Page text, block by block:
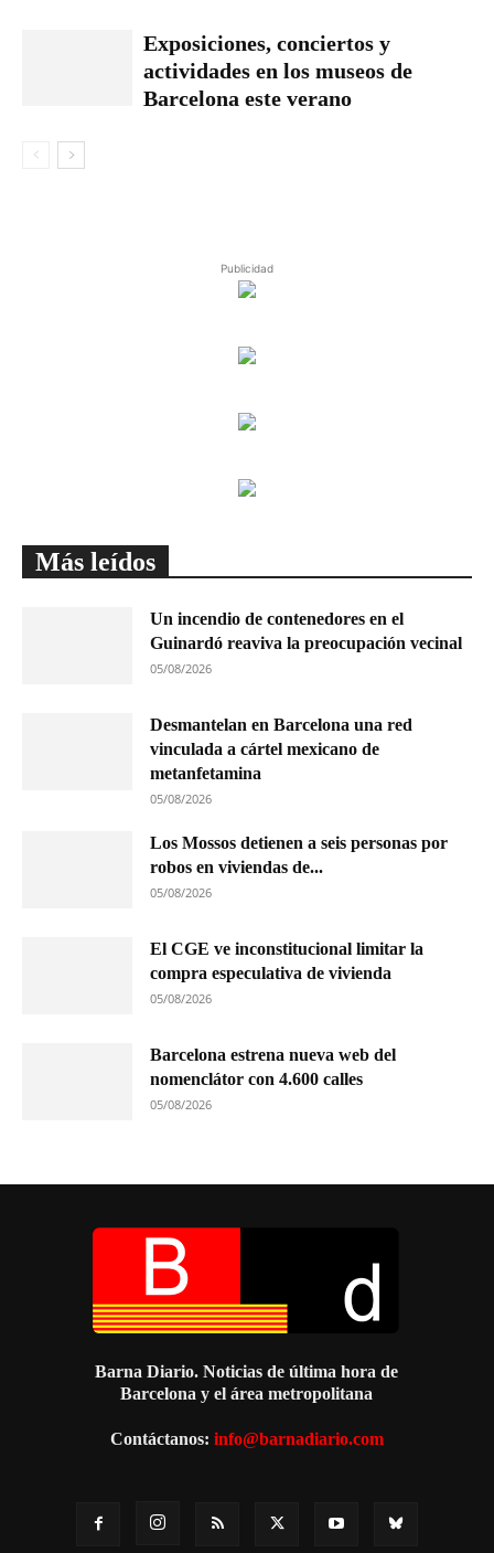
Exposiciones, conciertos y
actividades en los museos de
Barcelona este verano
Publicidad
Más leídos
Un incendio de contenedores en el
Guinardó reaviva la preocupación vecinal
05/08/2026
Desmantelan en Barcelona una red
vinculada a cártel mexicano de
metanfetamina
05/08/2026
Los Mossos detienen a seis personas por
robos en viviendas de...
05/08/2026
El CGE ve inconstitucional limitar la
compra especulativa de vivienda
05/08/2026
Barcelona estrena nueva web del
nomenclátor con 4.600 calles
05/08/2026
Barna Diario. Noticias de última hora de
Barcelona y el área metropolitana
Contáctanos: info@barnadiario.com